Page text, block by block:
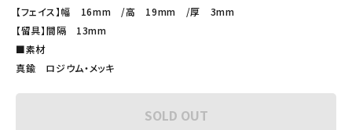
【フェイス】幅 16mm /高 19mm /厚 3mm
【留具】間隔 13mm
■素材
真鍮 ロジウム・メッキ
SOLD OUT